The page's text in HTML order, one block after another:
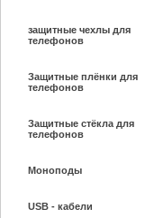
защитные чехлы для
телефонов
Защитные плёнки для
телефонов
Защитные стёкла для
телефонов
Моноподы
USB - кабели